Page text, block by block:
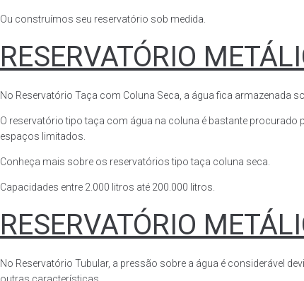
Ou construímos seu reservatório sob medida.
RESERVATÓRIO
No Reservatório Taça com Coluna Seca, a água fica armazenada
O reservatório tipo taça com água na coluna é bastante procurado
espaços limitados.
Conheça mais sobre os reservatórios tipo taça coluna seca.
Capacidades entre 2.000 litros até 200.000 litros.
RESERVATÓRIO
No Reservatório Tubular, a pressão sobre a água é considerável